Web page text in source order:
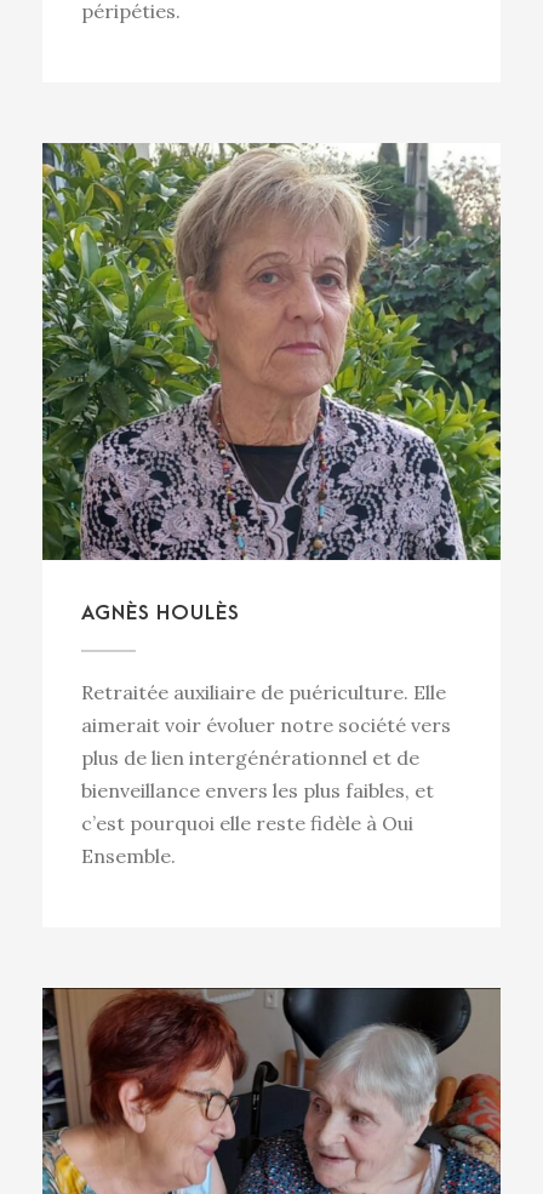
péripéties.
AGNÈS HOULÈS
Retraitée auxiliaire de puériculture. Elle
aimerait voir évoluer notre société vers
plus de lien intergénérationnel et de
bienveillance envers les plus faibles, et
c’est pourquoi elle reste fidèle à Oui
Ensemble.